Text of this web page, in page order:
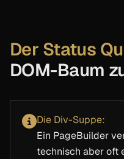
Der Status
DOM-Baum
Die Div-Suppe:
Ein PageBuilder
technisch aber oft